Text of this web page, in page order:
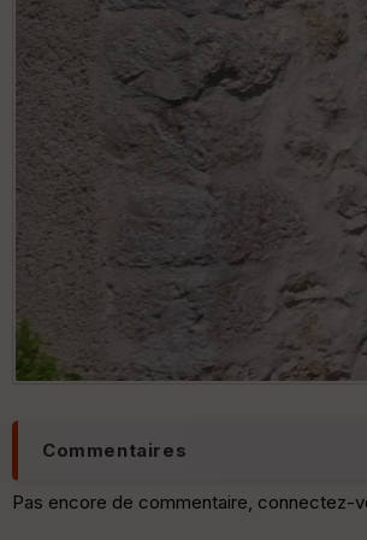
Commentaires
Pas encore de commentaire, connectez-